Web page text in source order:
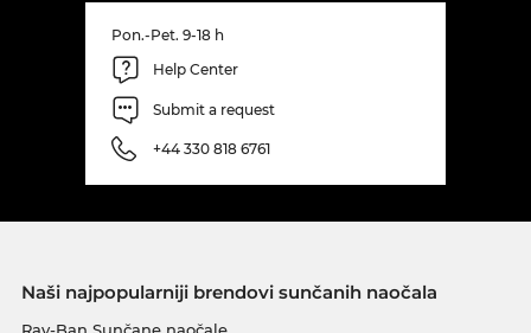
Pon.-Pet. 9-18 h
Help Center
Submit a request
+44 330 818 6761
Naši najpopularniji brendovi sunčanih naočala